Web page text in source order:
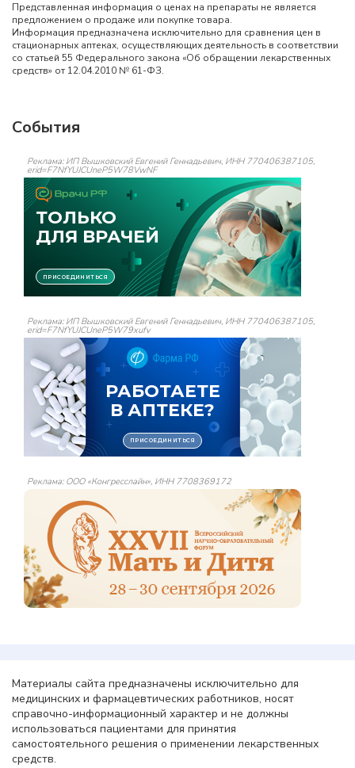
Представленная информация о ценах на препараты не является
предложением о продаже или покупке товара.
Информация предназначена исключительно для сравнения цен в
стационарных аптеках, осуществляющих деятельность в соответствии
со статьей 55 Федерального закона «Об обращении лекарственных
средств» от 12.04.2010 № 61-ФЗ.
События
Реклама: ИП Вышковский Евгений Геннадьевич, ИНН 770406387105,
erid=F7NfYUJCUneP5W78VwNF
Реклама: ИП Вышковский Евгений Геннадьевич, ИНН 770406387105,
erid=F7NfYUJCUneP5W79xufv
Реклама: ООО «Конгресслайн», ИНН 7708369172
Материалы сайта предназначены исключительно для
медицинских и фармацевтических работников, носят
справочно-информационный характер и не должны
использоваться пациентами для принятия
самостоятельного решения о применении лекарственных
средств.